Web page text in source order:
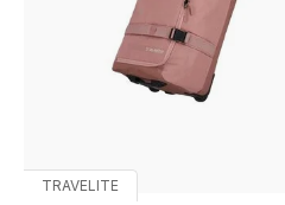
TRAVELITE